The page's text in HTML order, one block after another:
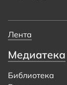
Лента
Медиатека
Библиотека